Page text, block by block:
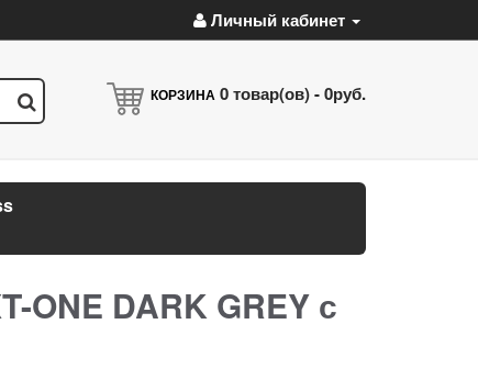
Личный кабинет
КОРЗИНА 0товар(ов) -0руб.
ONE DARK GREY с